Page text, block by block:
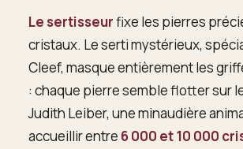
Le sertisseurfixe les pierres
cristaux. Le serti mystérieux,
Cleef, masque entièrement les
: chaque pierre semble flotter sur
Judith Leiber, une minaudière
accueillir entre 6 000 et 10 000